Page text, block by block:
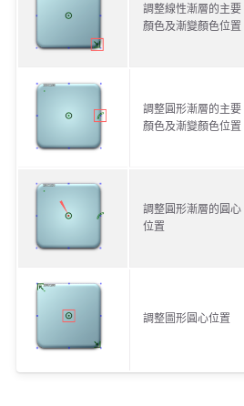
調整線性漸層的主要
顏色及漸變顏色位置
調整圓形漸層的主要
顏色及漸變顏色位置
調整圓形漸層的圓心
位置
調整圖形圓心位置